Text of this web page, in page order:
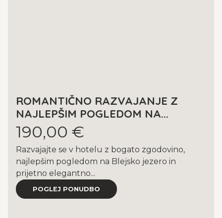
ROMANTIČNO RAZVAJANJE Z
NAJLEPŠIM POGLEDOM NA...
190,00 €
Razvajajte se v hotelu z bogato zgodovino,
najlepšim pogledom na Blejsko jezero in
prijetno elegantno...
POGLEJ PONUDBO